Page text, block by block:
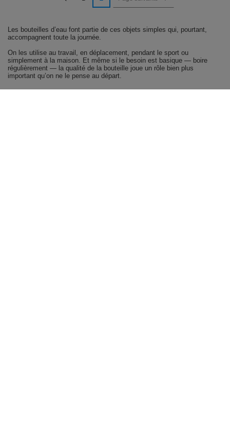
Les bouteilles d’eau font partie de ces objets simples qui, pourtant,
accompagnent toute la journée.
On les utilise au travail, en déplacement, pendant le sport ou
simplement à la maison. Et même si le besoin est basique — boire
régulièrement — la qualité de la bouteille joue un rôle bien plus
important qu’on ne le pense au départ.